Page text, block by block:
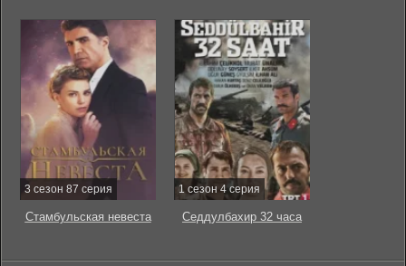
3 сезон 87 серия
Стамбульская невеста
1 сезон 4 серия
Седдулбахир 32 часа